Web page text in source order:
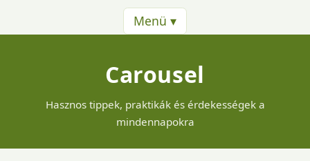
Menü ▾
Carousel
Hasznos tippek, praktikák és érdekességek a
mindennapokra